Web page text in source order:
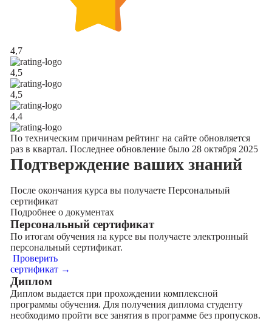
4,7
4,5
4,5
4,4
По техническим причинам рейтинг на сайте обновляется
раз в квартал. Последнее обновление было 28 октября 2025
Подтверждение ваших знаний
После окончания курса вы получаете Персональный
сертификат
Подробнее о документах
Персональный сертификат
По итогам обучения на курсе вы получаете электронный
персональный сертификат.
Проверить
сертификат →
Диплом
Диплом выдается при прохождении комплексной
программы обучения. Для получения диплома студенту
необходимо пройти все занятия в программе без пропусков.